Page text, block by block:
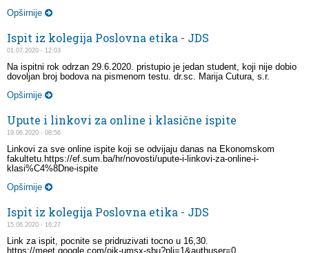
Opširnije
Ispit iz kolegija Poslovna etika - JDS
01.07.2020 - 12:03
Na ispitni rok odrzan 29.6.2020. pristupio je jedan student, koji nije dobio
dovoljan broj bodova na pismenom testu. dr.sc. Marija Cutura, s.r.
Opširnije
Upute i linkovi za online i klasične ispite
19.06.2020 - 08:56
Linkovi za sve online ispite koji se odvijaju danas na Ekonomskom
fakultetu.https://ef.sum.ba/hr/novosti/upute-i-linkovi-za-online-i-
klasi%C4%8Dne-ispite
Opširnije
Ispit iz kolegija Poslovna etika - JDS
15.06.2020 - 16:27
Link za ispit, pocnite se pridruzivati tocno u 16,30.
https://meet.google.com/oik-umsx-sbu?pli=1&authuser=0